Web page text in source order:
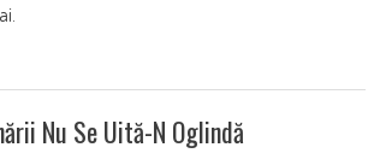
Nu Se Uită-N Oglindă